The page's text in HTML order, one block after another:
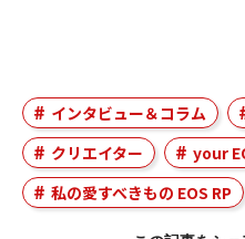
インタビュー＆コラム
クリエイター
your
私の愛すべきもの EOS RP